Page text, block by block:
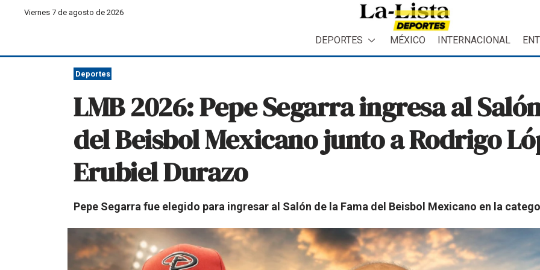
Viernes 7 de agosto de 2026
DEPORTES MÉXICO INTERNACIONAL
Deportes
LMB 2026: Pepe Segarra ingresa al
del Beisbol Mexicano junto a Rodrigo
Erubiel Durazo
Pepe Segarra fue elegido para ingresar al Salón de la Fama del Beisbol Mexicano en la